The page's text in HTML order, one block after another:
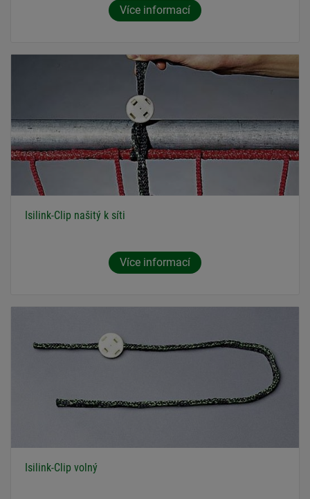
Více informací
Isilink-Clip našitý k síti
Více informací
Isilink-Clip volný